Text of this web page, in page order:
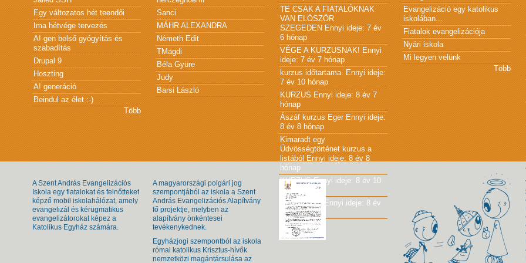
Egy változatos hét teendői
Ima hétvége tervezés
A! gen belső gyógyítás és
szabadítás
Drupal 9
Hoszting
A! generáció
Beindul az élet :-)
Több
Sanci
MÁHR ALEXANDRA
Németh Edit
TMagdi
Béla Gyüre
Judy
Barsi László
TE CSAK A FIATALÓKNAK
VAN ELÖSZÖR
SZEGEDEN Ennyi ideje: 7 év
6 hónap
VÉGE A KURZUSNAK! Ennyi
ideje: 7 év 7 hónap
kurzus időtartama. Ennyi ideje:
7 év 10 hónap
KURZUS Ennyi ideje: 8 év 7
hónap
Ászáf kurzus Eger Ennyi ideje:
8 év 8 hónap
Kimaradt egy
Üdvösségtörténet kurzus a
listából Ennyi ideje: 8 év 8
hónap
KURZUS Ennyi ideje: 8 év 10
hónap
JÓ KÖNYV! Ennyi ideje: 8 év
10 hónap
Evangelizáció egy katolikus
iskolában...
Fiatalok evangelizációja
Nyári iskola
Mi legyen velünk
Több
A Szent András Evangelizációs
Iskola egy fiatalokat és felnőtteket
képző mobil iskolahálózat, amely
evangelizál és kérügmatikus
evangelizátorokat képez a
Katolikus Egyház számára.
A magyarországi polgári jog
szempontjából az iskola a Szent
András Evangelizációs Alapítvány
fő projektje, melyben az
alapítvány önkéntesei
tevékenykednek.
Egyházjogi szempontból az iskola
római katolikus Krisztus-hívők
nemzetközi magántársulása az